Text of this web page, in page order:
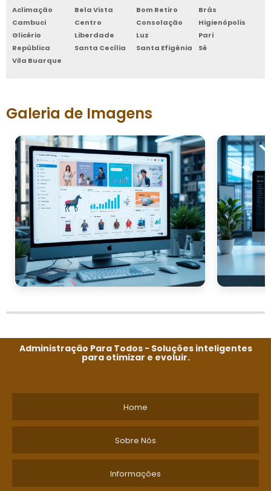
Aclimação Bela Vista Bom Retiro
Brás
Cambuci
Centro Consolação
Higienópolis
Glicério
Liberdade Luz
Pari
República
Santa Cecília Santa Efigênia
Sé
Vila Buarque
Galeria de Imagens
Administração Para Todos - Soluções inteligentes
para otimizar e evoluir.
Home
Sobre Nós
Informações